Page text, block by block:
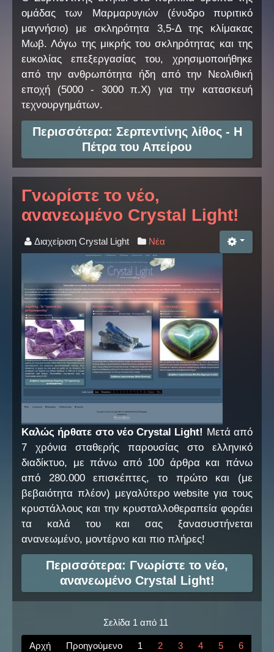
ομάδας των Μαρμαρυγιών (ένυδρο πυριτικό
μαγνήσιο) με σκληρότητα 3,5-Δ της κλίμακας
Μωβ. Λόγω της μικρής του σκληρότητας και της
ευκολίας επεξεργασίας του, χρησιμοποιήθηκε
από την ανθρωπότητα ήδη από την Νεολιθική
εποχή (5000 - 3000 π.Χ) για την κατασκευή
τεχνουργημάτων.
Περισσότερα: Σερπεντίνης λίθος - Η
Πέτρα του Απείρου
Γνωρίστε το νέο,
ανανεωμένο Crystal Light!
Διαχείριση Crystal Light Νέα
Καλώς ήρθατε στο νέο Crystal Light! Μετά από
7 χρόνια σταθερής παρουσίας στο ελληνικό
διαδίκτυο, με πάνω από 100 άρθρα και πάνω
από 280.000 επισκέπτες, το πρώτο και (με
βεβαιότητα πλέον) μεγαλύτερο website για τους
κρυστάλλους και την κρυσταλλοθεραπεία φοράει
τα καλά του και σας ξανασυστήνεται
ανανεωμένο, μοντέρνο και πιο πλήρες!
Περισσότερα: Γνωρίστε το νέο,
ανανεωμένο Crystal Light!
Σελίδα 1 από 11
Αρχή Προηγούμενο 1 2 3 4 5 6